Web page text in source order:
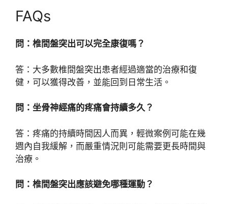
FAQs
問：椎間盤突出可以完全康復嗎？
答：大多數椎間盤突出患者經過適當的治療和復
健，可以獲得改善，並能回到日常生活。
問：坐骨神經痛的疼痛會持續多久？
答：疼痛的持續時間因人而異，輕微案例可能在幾
週內自我緩解，而嚴重情況則可能需要更長時間與
治療。
問：椎間盤突出應該避免哪種運動？